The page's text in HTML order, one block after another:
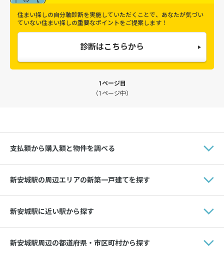
住まい探しの自分軸診断を実施していただくことで、 あなたが気づい
ていない住まい探しの重要なポイントをご提案します！
診断はこちらから
1ページ目
（1ページ中）
支払額から購入額と物件を調べる
新安城駅の周辺エリアの新築一戸建てを探す
新安城駅に近い駅から探す
新安城駅周辺の都道府県・市区町村から探す